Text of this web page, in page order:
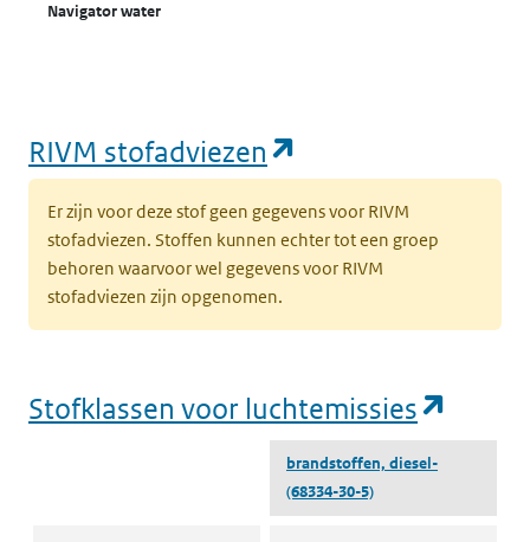
Navigator water
RIVM stofadviezen
Er zijn voor deze stof geen gegevens voor RIVM
stofadviezen. Stoffen kunnen echter tot een groep
behoren waarvoor wel gegevens voor RIVM
stofadviezen zijn opgenomen.
Stofklassen voor luchtemissies
brandstoffen, diesel-
(68334-30-5)